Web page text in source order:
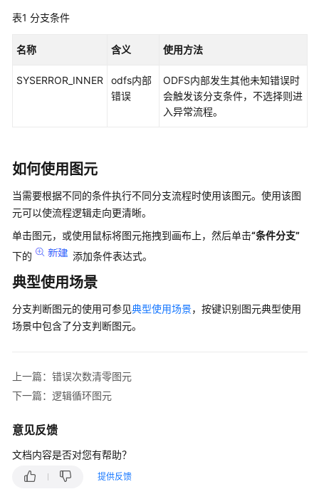
机
置
通
IVR
流
程
绍
频
资
表1 分支条件
名称 含义 使用方法
SYSERROR_INNER
odfs内部
错误
ODFS内部发生其他未知错误时
会触发该分支条件，不选择则进
入异常流程。
如何使用图元
当需要根据不同的条件执行不同分支流程时使用该图元。使用该图
元可以使流程逻辑走向更清晰。
单击图元，或使用鼠标将图元拖拽到画布上，然后单击“条件分支”
下的
添加条件表达式。
典型使用场景
分支判断图元的使用可参见典型使用场景，按键识别图元典型使用
场景中包含了分支判断图元。
上一篇：错误次数清零图元
下一篇：逻辑循环图元
意见反馈
文档内容是否对您有帮助？
提供反馈